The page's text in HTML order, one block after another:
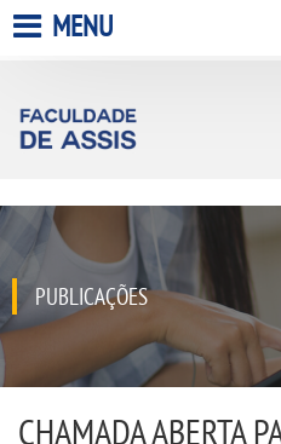
A FACULDADE
QUEM SOMOS
INFRAESTRUTURA
BIBLIOTECA
MENU
PUBLICAÇÕES
CHAMADA ABERTA